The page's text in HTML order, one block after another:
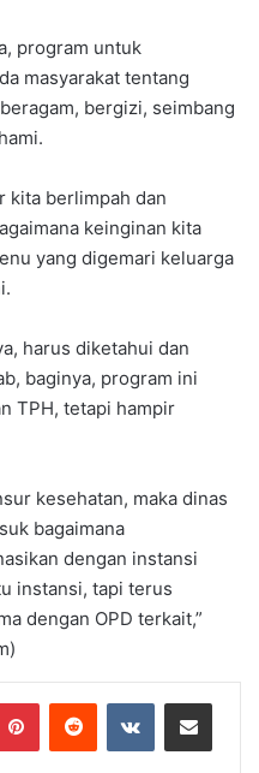
program untuk
masyarakat tentang
bergizi, seimbang
kita berlimpah dan
keinginan kita
yang digemari keluarga
harus diketahui dan
baginya, program ini
TPH, tetapi hampir
kesehatan, maka dinas
bagaimana
dengan instansi
instansi, tapi terus
dengan OPD terkait,”